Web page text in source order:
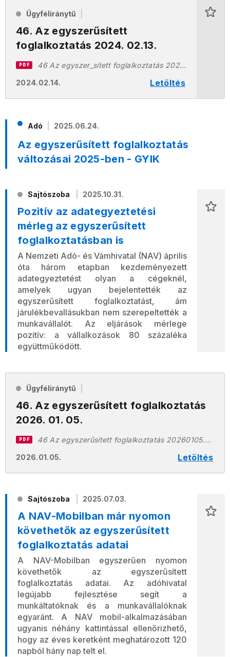
Ügyféliránytű
46. Az egyszerűsített
foglalkoztatás 2024. 02.13.
2024.02.14. Letöltés
PDF 46 Az egyszer_sített foglalkoztatás 2024.02.13.pdf
Adó 2025.06.24.
Az egyszerűsített foglalkoztatás
változásai 2025-ben - GYIK
Sajtószoba 2025.10.31.
Pozitív az adategyeztetési
mérleg az egyszerűsített
foglalkoztatásban is
A Nemzeti Adó- és Vámhivatal (NAV) április
óta három etapban kezdeményezett
adategyeztetést olyan a cégeknél,
amelyek ugyan bejelentették az
egyszerűsített foglalkoztatást, ám
járulékbevallásukban nem szerepeltették a
munkavállalót. Az eljárások mérlege
pozitív: a vállalkozások 80 százaléka
együttműködött.
Ügyféliránytű
46. Az egyszerűsített foglalkoztatás
2026. 01. 05.
2026.01.05. Letöltés
PDF 46 Az egyszerűsített foglalkoztatás 20260105.pdf
Sajtószoba 2025.07.03.
A NAV-Mobilban már nyomon
követhetők az egyszerűsített
foglalkoztatás adatai
A NAV-Mobilban egyszerűen nyomon
követhetők az egyszerűsített
foglalkoztatás adatai. Az adóhivatal
legújabb fejlesztése segít a
munkáltatóknak és a munkavállalóknak
egyaránt. A NAV mobil-alkalmazásában
ugyanis néhány kattintással ellenőrizhető,
hogy az éves keretként meghatározott 120
napból hány nap telt el.